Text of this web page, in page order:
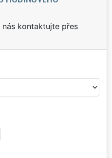
kontaktujte přes